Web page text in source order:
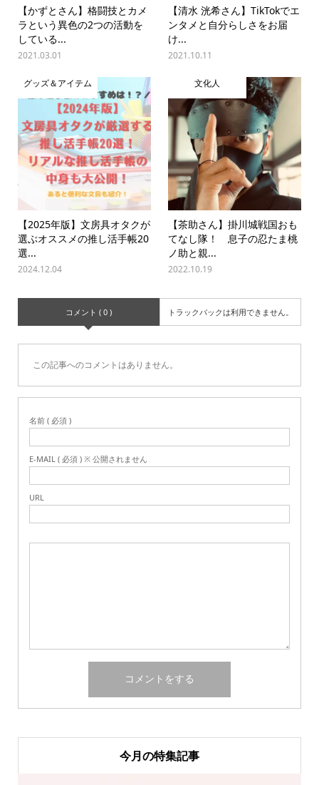
【かずとさん】格闘技とカメ
ラという異色の2つの活動を
している...
2021.03.01
【清水 洸希さん】TikTokでエ
ンタメと自分らしさをお届
け...
2021.10.11
グッズ＆アイテム
【2025年版】文房具オタクが
選ぶオススメの推し活手帳20
選...
2024.12.04
文化人
【茶助さん】掛川城戦国おも
てなし隊！ 息子の忍たま桃
ノ助と親...
2022.10.19
コメント ( 0 ) トラックバックは利用できません。
この記事へのコメントはありません。
名前 ( 必須 )
E-MAIL ( 必須 ) ※ 公開されません
URL
今月の特集記事